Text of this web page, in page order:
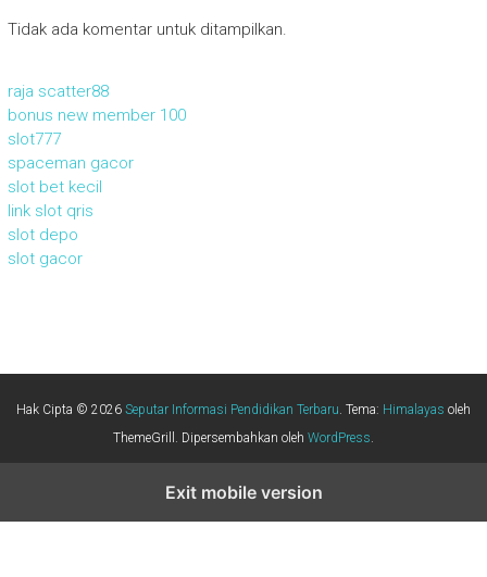
Tidak ada komentar untuk ditampilkan.
raja scatter88
bonus new member 100
slot777
spaceman gacor
slot bet kecil
link slot qris
slot depo
slot gacor
Hak Cipta © 2026 Seputar Informasi Pendidikan Terbaru. Tema: Himalayas oleh
ThemeGrill. Dipersembahkan oleh WordPress.
Exit mobile version